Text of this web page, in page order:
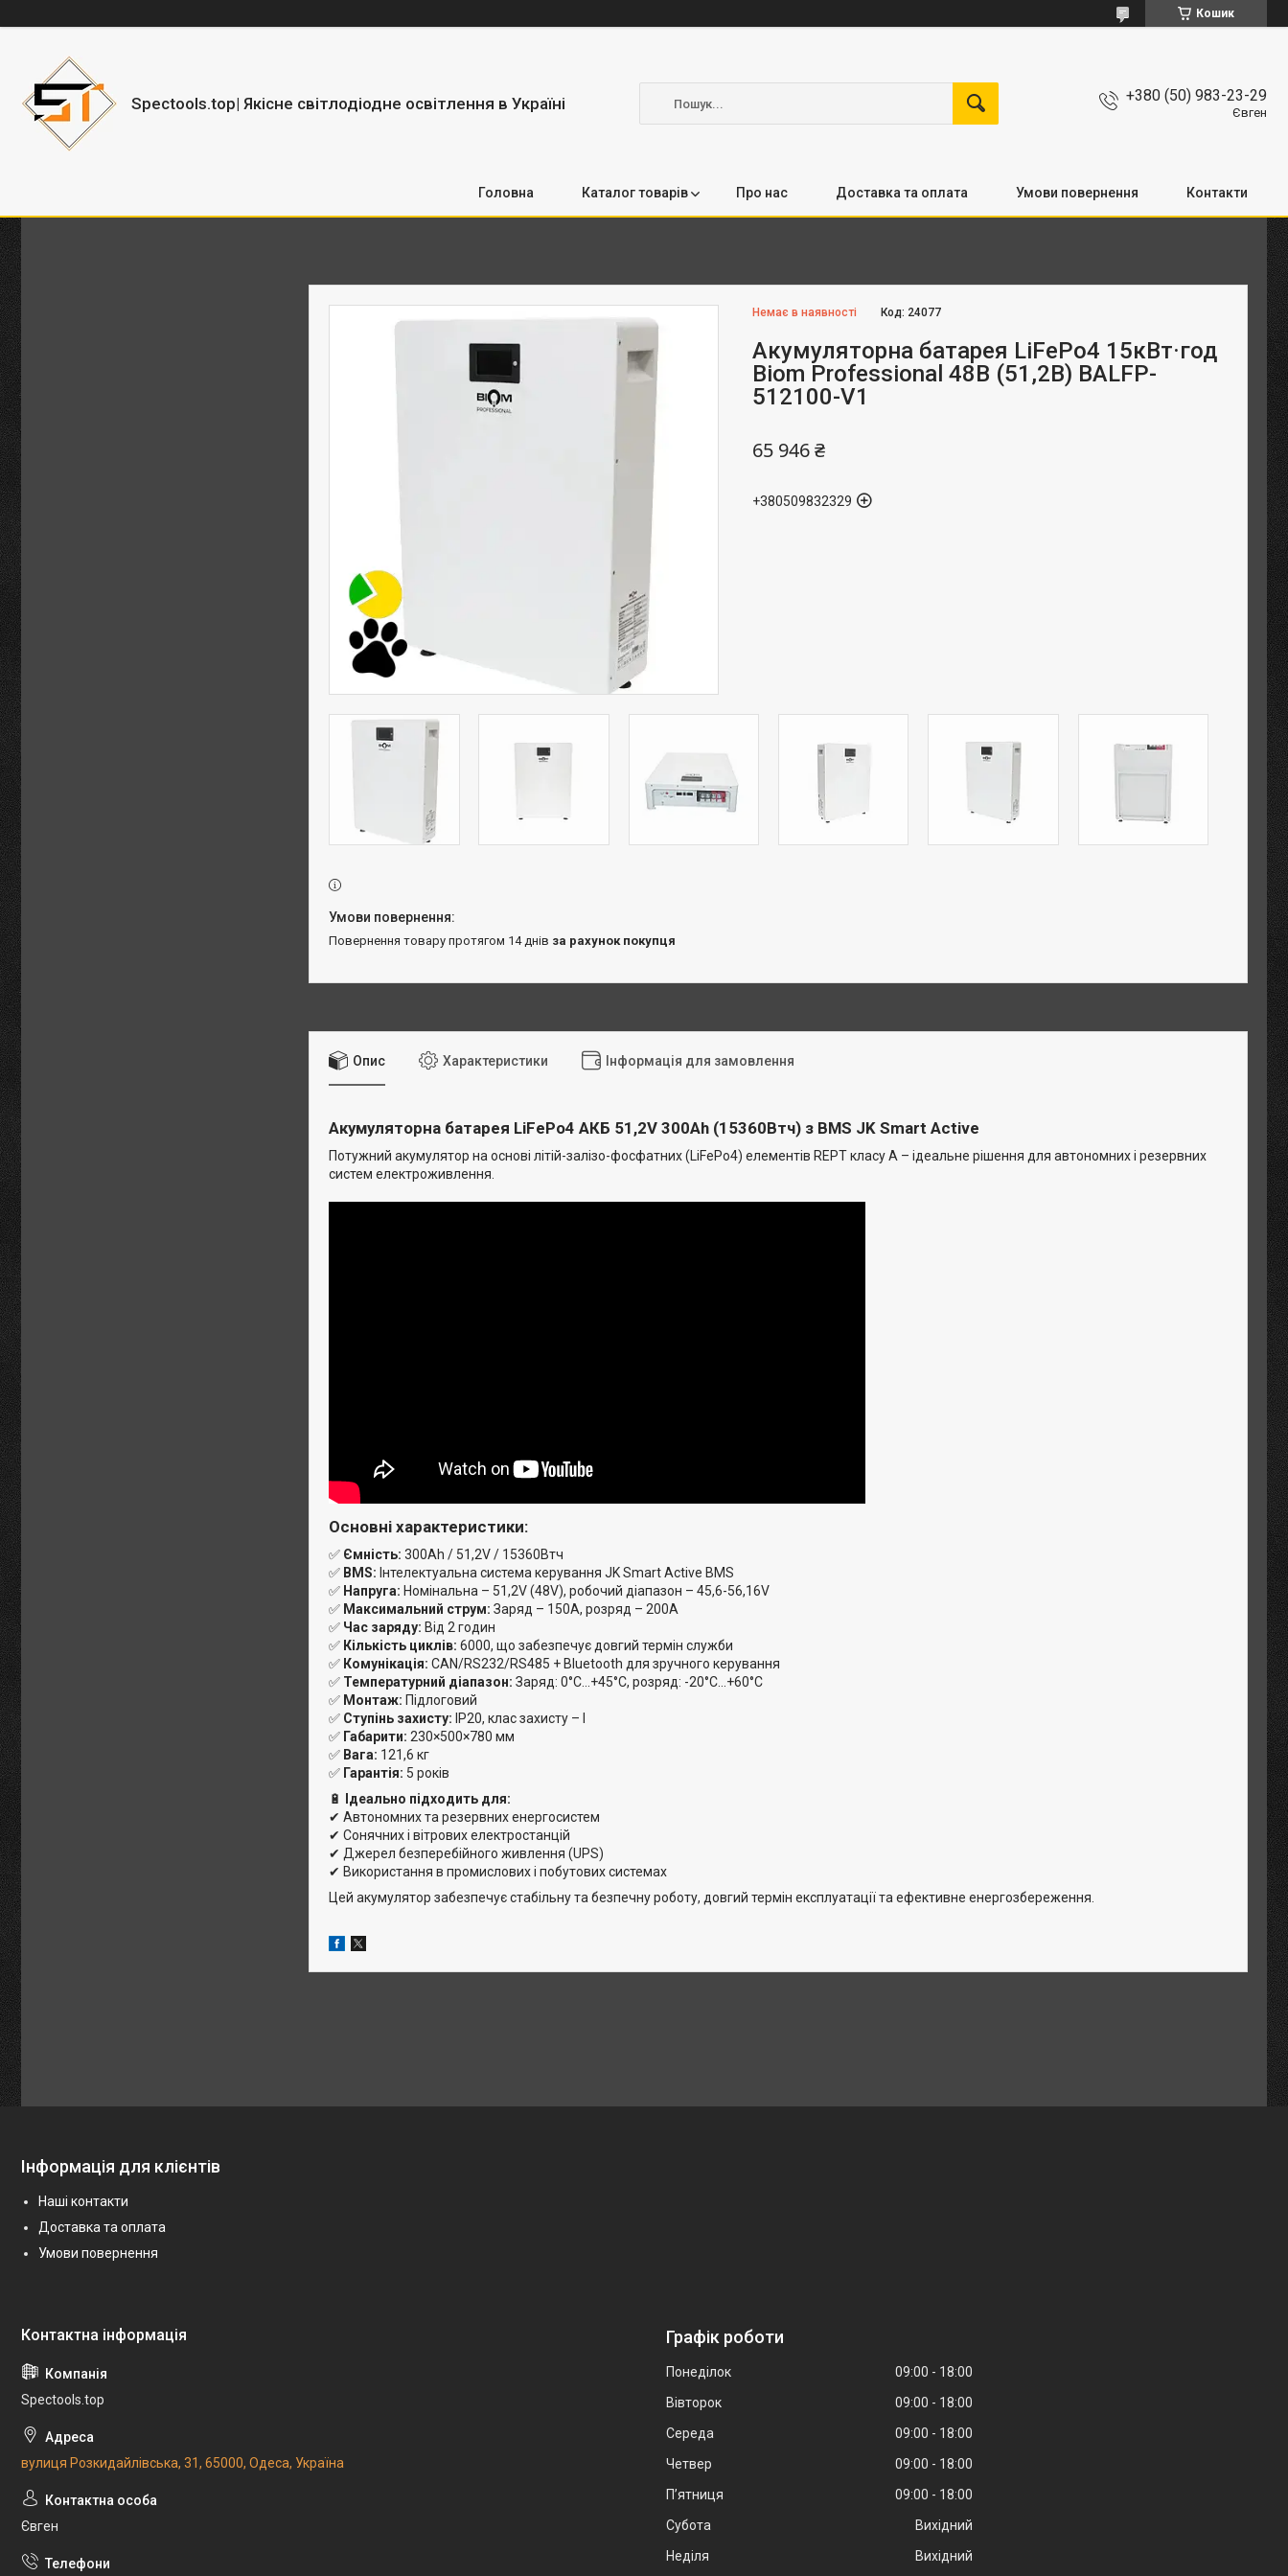
Кошик
Spectools.top| Якісне світлодіодне освітлення в Україні +380 (50) 983-23-29
Євген
Головна Каталог товарів Про нас Доставка та оплата Умови повернення Контакти
Немає в наявності Код: 24077
Акумуляторна батарея LiFePo4 15кВт·год
Biom Professional 48В (51,2В) BALFP-
512100-V1
65 946 ₴
+380509832329
повернення товару протягом 14 днів за рахунок покупця
Опис Характеристики Інформація для замовлення
Акумуляторна батарея LiFePo4 АКБ 51,2V 300Ah (15360Втч) з BMS JK Smart Active
Потужний акумулятор на основі літій-залізо-фосфатних (LiFePo4) елементів REPT класу А – ідеальне рішення для автономних і резервних
систем електроживлення.
Основні характеристики:
✅ Ємність: 300Ah / 51,2V / 15360Втч
✅ BMS: Інтелектуальна система керування JK Smart Active BMS
✅ Напруга: Номінальна – 51,2V (48V), робочий діапазон – 45,6-56,16V
✅ Максимальний струм: Заряд – 150A, розряд – 200A
✅ Час заряду: Від 2 годин
✅ Кількість циклів: 6000, що забезпечує довгий термін служби
✅ Комунікація: CAN/RS232/RS485 + Bluetooth для зручного керування
✅ Температурний діапазон: Заряд: 0°С...+45°С, розряд: -20°С...+60°С
✅ Монтаж: Підлоговий
✅ Ступінь захисту: IP20, клас захисту – I
✅ Габарити: 230×500×780 мм
✅ Вага: 121,6 кг
✅ Гарантія: 5 років
🔋 Ідеально підходить для:
✔ Автономних та резервних енергосистем
✔ Сонячних і вітрових електростанцій
✔ Джерел безперебійного живлення (UPS)
✔ Використання в промислових і побутових системах
Цей акумулятор забезпечує стабільну та безпечну роботу, довгий термін експлуатації та ефективне енергозбереження.
Інформація для клієнтів
Наші контакти
Доставка та оплата
Умови повернення
Spectools.top
вулиця Розкидайлівська, 31, 65000, Одеса, Україна
Євген
Графік роботи
Понеділок 09:00
18:00
Вівторок
09:00
18:00
Середа
09:00
18:00
Четвер
09:00
18:00
Пʼятниця
09:00
18:00
Субота
Вихідний
Неділя
Вихідний